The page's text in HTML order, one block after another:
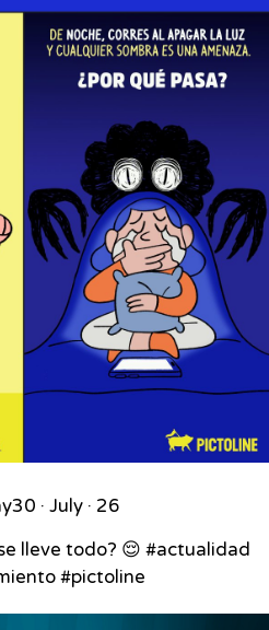
30 · July · 26
lleve todo? 😌 #actualidad
#pictoline